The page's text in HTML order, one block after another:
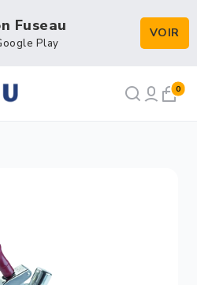
Fuseau
Play
VOIR
0